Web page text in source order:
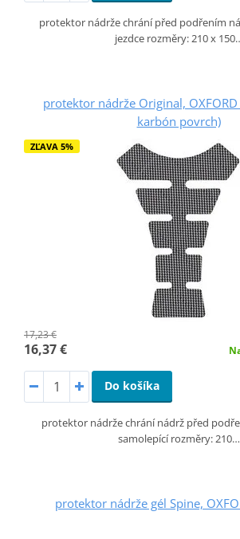
protektor nádrže chrání před podřením
jezdce rozměry: 210 x
protektor nádrže Original,
karbón povrch)
ZĽAVA 5%
17,23 €
16,37 €
Do košíka
protektor nádrže chrání nádrž před
samolepící rozměry: 210…
protektor nádrže gél Spine,